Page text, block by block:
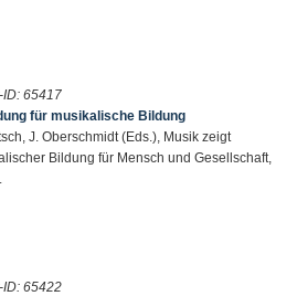
ID: 65417
für musikalische Bildung
J. Oberschmidt (Eds.), Musik zeigt
Bildung für Mensch und Gesellschaft,
ID: 65422